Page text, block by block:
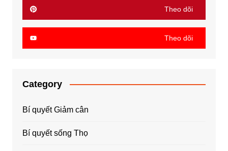
Theo dõi
Theo dõi
Category
Bí quyết Giảm cân
Bí quyết sống Thọ